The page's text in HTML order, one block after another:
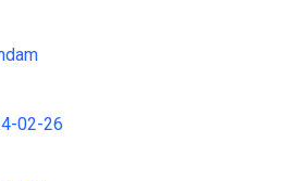
02-26